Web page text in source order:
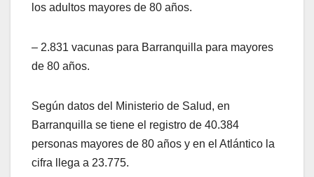
los adultos mayores de 80 años.
– 2.831 vacunas para Barranquilla para mayores
de 80 años.
Según datos del Ministerio de Salud, en
Barranquilla se tiene el registro de 40.384
personas mayores de 80 años y en el Atlántico la
cifra llega a 23.775.